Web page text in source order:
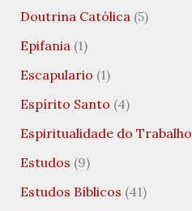
Doutrina Católica (5)
Epifania (1)
Escapulario (1)
Espírito Santo (4)
Espiritualidade do Trabalho
Estudos (9)
Estudos Bíblicos (41)